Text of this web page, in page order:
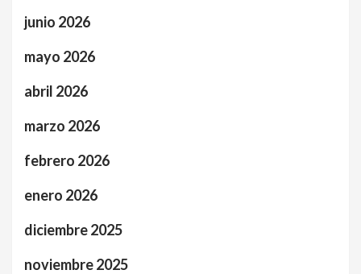
junio 2026
mayo 2026
abril 2026
marzo 2026
febrero 2026
enero 2026
diciembre 2025
noviembre 2025